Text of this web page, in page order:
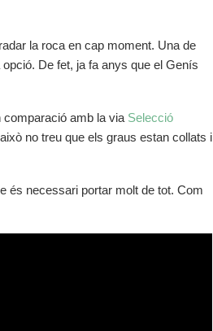
la roca en cap moment. Una de
De fet, ja fa anys que el Genís
comparació amb la via Selecció
no treu que els graus estan collats i
és necessari portar molt de tot. Com